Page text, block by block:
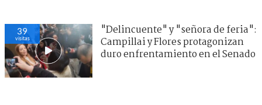
39
visitas
"Delincuente" y "señora de feria":
Campillai y Flores protagonizan
duro enfrentamiento en el Senado